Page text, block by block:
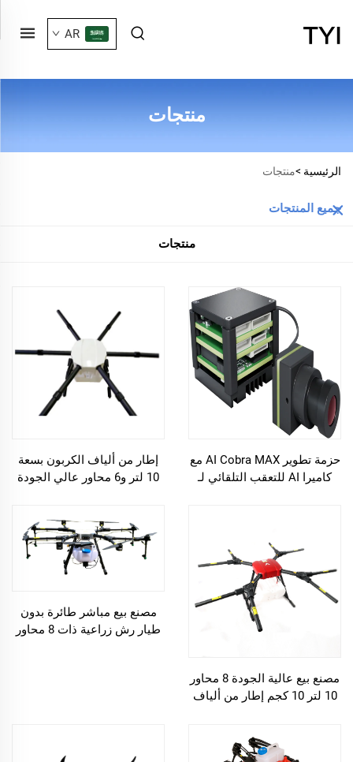
AR
منتجات
الرئيسية >منتجات
جميع المنتجات
منتجات
حزمة تطوير AI Cobra MAX مع
كاميرا AI للتعقب التلقائي لـ
إطار من ألياف الكربون بسعة
10 لتر و6 محاور عالي الجودة
مصنع بيع عالية الجودة 8 محاور
10 لتر 10 كجم إطار من ألياف
مصنع بيع مباشر طائرة بدون
طيار رش زراعية ذات 8 محاور